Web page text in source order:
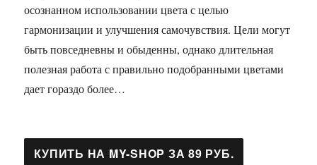
осознанном использовании цвета с целью
гармонизации и улучшения самочувствия. Цели могут
быть повседневны и обыденны, однако длительная
полезная работа с правильно подобранными цветами
дает гораздо более…